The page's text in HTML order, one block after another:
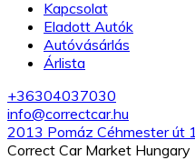
Kapcsolat
Eladott Autók
Autóvásárlás
Árlista
+36304037030
info@correctcar.hu
2013 Pomáz Céhmester út
Correct Car Market